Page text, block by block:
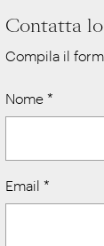
Contatta
Compila il
Nome *
Email *